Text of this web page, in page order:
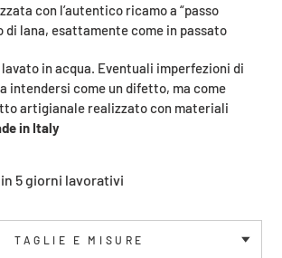
con l’autentico ricamo a “passo
di lana, esattamente come in passato
in acqua. Eventuali imperfezioni di
intendersi come un difetto, ma come
artigianale realizzato con materiali
in Italy
5 giorni lavorativi
TAGLIE E MISURE